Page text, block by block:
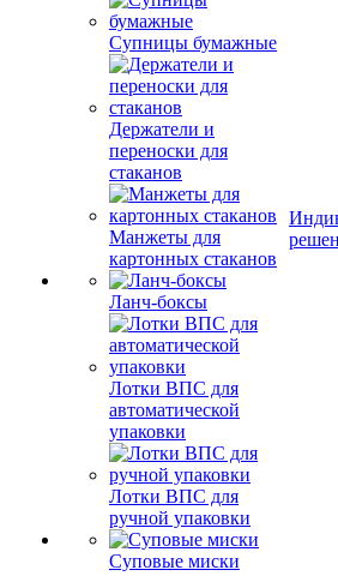
Супницы бумажные
Держатели и
переноски для
стаканов
Манжеты для
картонных стаканов
Ланч-боксы
Лотки ВПС для
автоматической
упаковки
Лотки ВПС для
ручной упаковки
Суповые миски